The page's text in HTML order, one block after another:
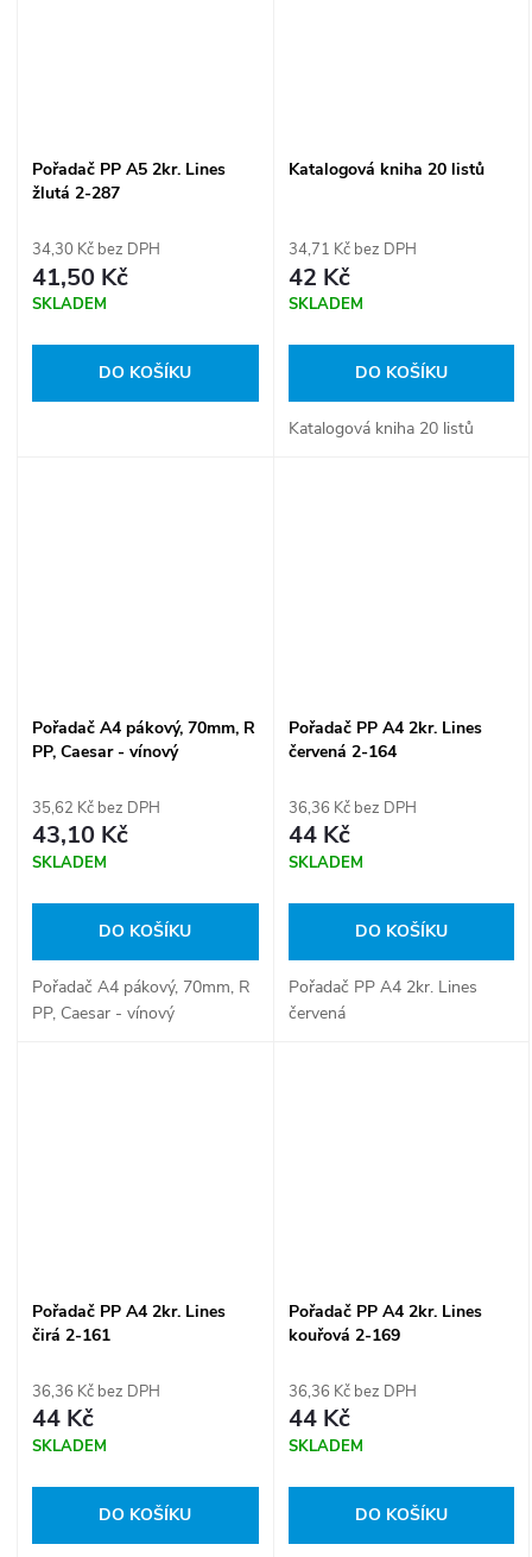
Pořadač PP A5 2kr. Lines
žlutá 2-287
34,30 Kč bez DPH
41,50 Kč
SKLADEM
DO KOŠÍKU
Katalogová kniha 20 listů
34,71 Kč bez DPH
42 Kč
SKLADEM
DO KOŠÍKU
Katalogová kniha 20 listů
Pořadač A4 pákový, 70mm, R
PP, Caesar - vínový
35,62 Kč bez DPH
43,10 Kč
SKLADEM
DO KOŠÍKU
Pořadač A4 pákový, 70mm, R
PP, Caesar - vínový
Pořadač PP A4 2kr. Lines
červená 2-164
36,36 Kč bez DPH
44 Kč
SKLADEM
DO KOŠÍKU
Pořadač PP A4 2kr. Lines
červená
Pořadač PP A4 2kr. Lines
čirá 2-161
36,36 Kč bez DPH
44 Kč
SKLADEM
DO KOŠÍKU
Pořadač PP A4 2kr. Lines
kouřová 2-169
36,36 Kč bez DPH
44 Kč
SKLADEM
DO KOŠÍKU